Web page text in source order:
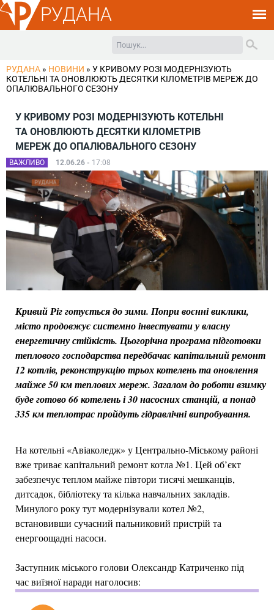
РУДАНА
РУДАНА » НОВИНИ » У КРИВОМУ РОЗІ МОДЕРНІЗУЮТЬ
КОТЕЛЬНІ ТА ОНОВЛЮЮТЬ ДЕСЯТКИ КІЛОМЕТРІВ МЕРЕЖ ДО
ОПАЛЮВАЛЬНОГО СЕЗОНУ
У КРИВОМУ РОЗІ МОДЕРНІЗУЮТЬ КОТЕЛЬНІ
ТА ОНОВЛЮЮТЬ ДЕСЯТКИ КІЛОМЕТРІВ
МЕРЕЖ ДО ОПАЛЮВАЛЬНОГО СЕЗОНУ
ВАЖЛИВО 12.06.26 - 17:08
Кривий Ріг готується до зими. Попри воєнні виклики,
місто продовжує системно інвестувати у власну
енергетичну стійкість. Цьогорічна програма підготовки
теплового господарства передбачає капітальний ремонт
12 котлів, реконструкцію трьох котелень та оновлення
майже 50 км теплових мереж. Загалом до роботи взимку
буде готово 66 котелень і 30 насосних станцій, а понад
335 км теплотрас пройдуть гідравлічні випробування.
На котельні «Авіаколедж» у Центрально-Міському районі
вже триває капітальний ремонт котла №1. Цей об’єкт
забезпечує теплом майже півтори тисячі мешканців,
дитсадок, бібліотеку та кілька навчальних закладів.
Минулого року тут модернізували котел №2,
встановивши сучасний пальниковий пристрій та
енергоощадні насоси.
Заступник міського голови Олександр Катриченко під
час виїзної наради наголосив: